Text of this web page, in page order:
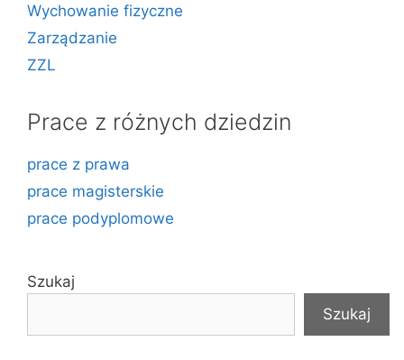
Wychowanie fizyczne
Zarządzanie
ZZL
Prace z różnych dziedzin
prace z prawa
prace magisterskie
prace podyplomowe
Szukaj
Szukaj